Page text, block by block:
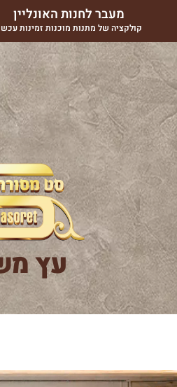
מעבר לחנות האונליין
קולקציה של מתנות מוכנות זמינות
עץ